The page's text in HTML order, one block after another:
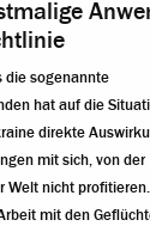
die sogenannte
hat auf die
direkte
mit sich, von der
Welt nicht
mit den